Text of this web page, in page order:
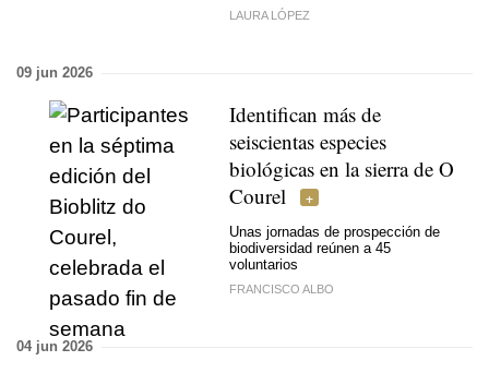
LAURA LÓPEZ
09 jun 2026
Identifican más de
seiscientas especies
biológicas en la sierra de O
Courel
Unas jornadas de prospección de
biodiversidad reúnen a 45
voluntarios
FRANCISCO ALBO
04 jun 2026